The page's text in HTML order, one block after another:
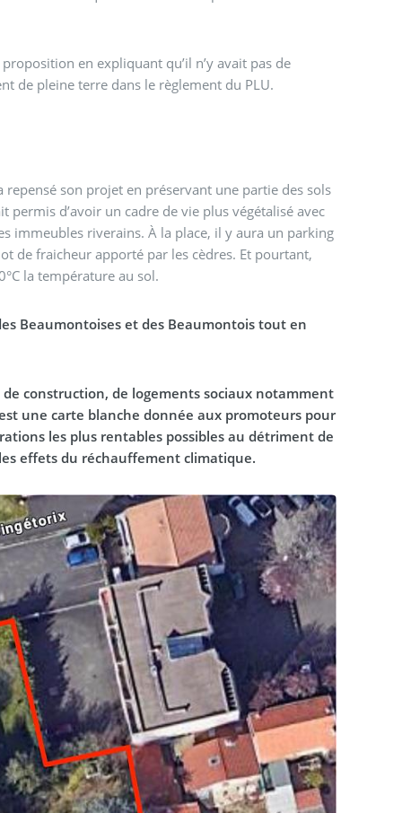
en expliquant qu’il n’y avait pas de
de pleine terre dans le règlement du PLU.
son projet en préservant une partie des sols
permis d’avoir un cadre de vie plus végétalisé avec
immeubles riverains. À la place, il y aura un parking
de fraicheur apporté par les cèdres. Et pourtant,
la température au sol.
Beaumontoises et des Beaumontois tout en
construction, de logements sociaux notamment
une carte blanche donnée aux promoteurs pour
les plus rentables possibles au détriment de
effets du réchauffement climatique.